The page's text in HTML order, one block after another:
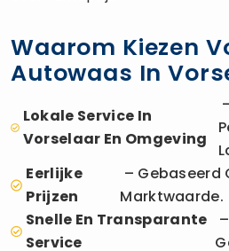
Waarom Kiezen
Autowaas In
Lokale Service In
Vorselaar En Omgeving
Eerlijke
Prijzen
– Gebaseerd
Marktwaarde.
Snelle En Transparante
Service